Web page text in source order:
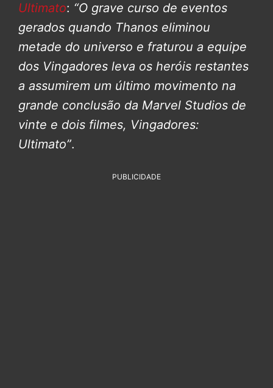
Ultimato: “O grave curso de eventos
gerados quando Thanos eliminou
metade do universo e fraturou a equipe
dos Vingadores leva os heróis restantes
a assumirem um último movimento na
grande conclusão da Marvel Studios de
vinte e dois filmes, Vingadores:
Ultimato”.
PUBLICIDADE